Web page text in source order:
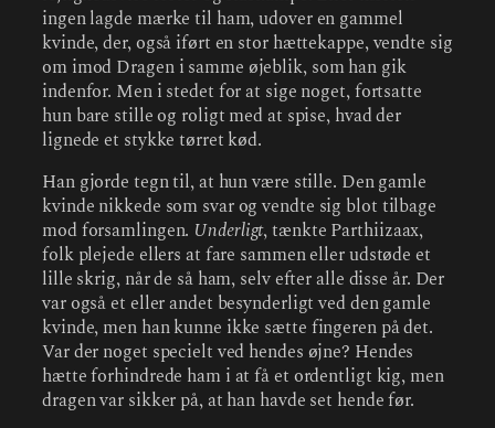
ingen lagde mærke til ham, udover en gammel
kvinde, der, også iført en stor hættekappe, vendte sig
om imod Dragen i samme øjeblik, som han gik
indenfor. Men i stedet for at sige noget, fortsatte
hun bare stille og roligt med at spise, hvad der
lignede et stykke tørret kød.
Han gjorde tegn til, at hun være stille. Den gamle
kvinde nikkede som svar og vendte sig blot tilbage
mod forsamlingen. Underligt, tænkte Parthiizaax,
folk plejede ellers at fare sammen eller udstøde et
lille skrig, når de så ham, selv efter alle disse år. Der
var også et eller andet besynderligt ved den gamle
kvinde, men han kunne ikke sætte fingeren på det.
Var der noget specielt ved hendes øjne? Hendes
hætte forhindrede ham i at få et ordentligt kig, men
dragen var sikker på, at han havde set hende før.